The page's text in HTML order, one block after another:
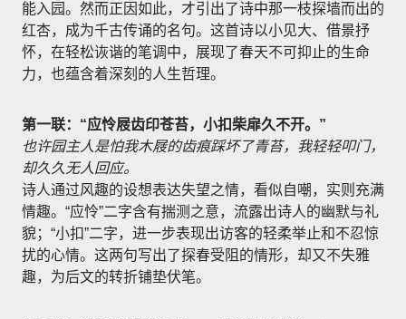
能入园。然而正因如此，才引出了诗中那一枝探墙而出的
红杏，成为千古传诵的名句。这首诗以小见大、借景抒
怀，在轻松诙谐的笔调中，展现了春天不可抑止的生命
力，也蕴含着深刻的人生哲理。
第一联：“应怜屐齿印苍苔，小扣柴扉久不开。”
也许园主人是怕我木屐的齿痕踩坏了青苔，我轻轻叩门，
却久久无人回应。
诗人通过风趣的设想表达失望之情，看似自嘲，实则充满
情趣。“应怜”二字含有揣测之意，流露出诗人的幽默与礼
貌；“小扣”二字，进一步表现出访客的轻柔举止和不忍惊
扰的心情。这两句写出了探春受阻的情形，却又不失雅
趣，为后文的转折铺垫伏笔。